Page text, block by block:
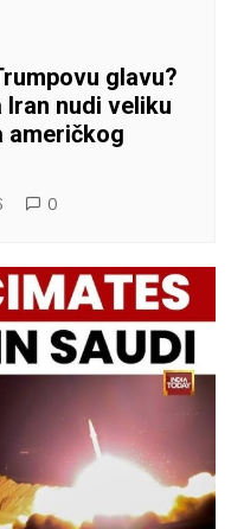
glavu?
nudi veliku
američkog
0